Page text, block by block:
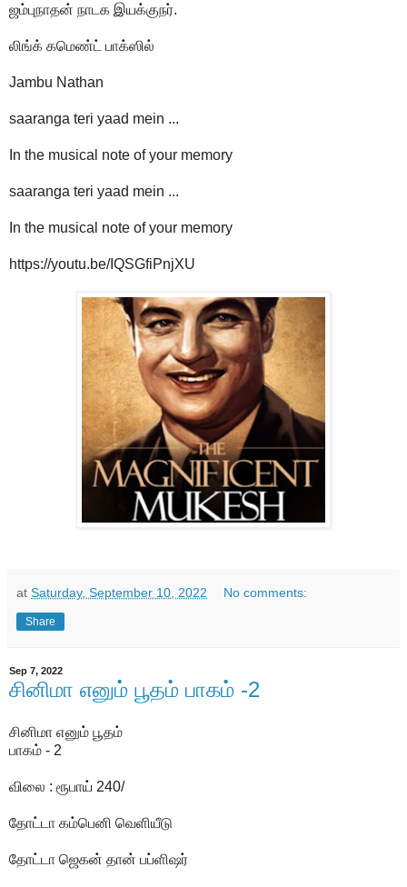
ஜம்புநாதன் நாடக இயக்குநர்.
லிங்க் கமெண்ட் பாக்ஸில்
Jambu Nathan
saaranga teri yaad mein ...
In the musical note of your memory
saaranga teri yaad mein ...
In the musical note of your memory
https://youtu.be/IQSGfiPnjXU
at Saturday, September 10, 2022 No comments:
Share
Sep 7, 2022
சினிமா எனும் பூதம் பாகம் -2
சினிமா எனும் பூதம்
பாகம் - 2
விலை : ரூபாய் 240/
தோட்டா கம்பெனி வெளியீடு
தோட்டா ஜெகன் தான் பப்ளிஷர்